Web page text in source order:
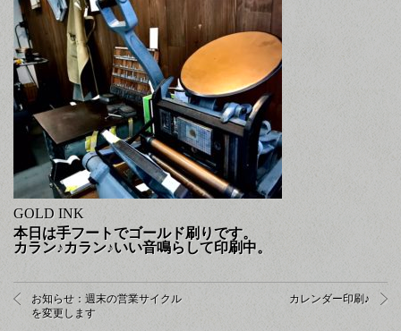
GOLD INK
本日は手フートでゴールド刷りです。
カラン♪カラン♪いい音鳴らして印刷中。
お知らせ：週末の営業サイクル
を変更します
カレンダー印刷♪